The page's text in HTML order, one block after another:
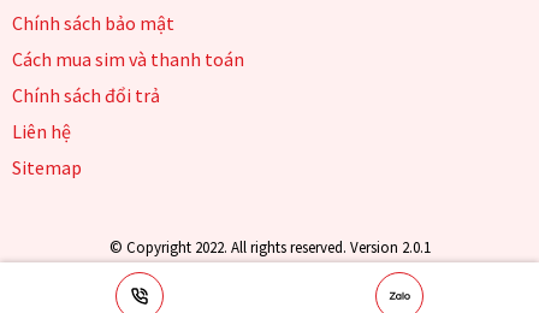
Chính sách bảo mật
Cách mua sim và thanh toán
Chính sách đổi trả
Liên hệ
Sitemap
© Copyright 2022. All rights reserved. Version 2.0.1